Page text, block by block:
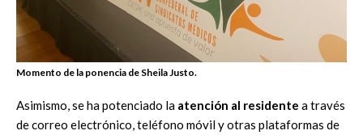
Momento de la ponencia de Sheila Justo.
Asimismo, se ha potenciado la atención al residente a través
de correo electrónico, teléfono móvil y otras plataformas de